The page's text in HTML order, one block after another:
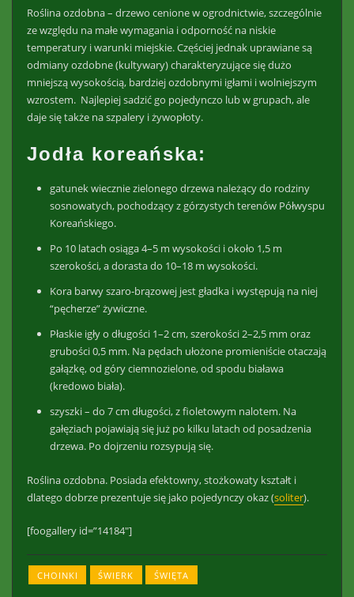
Roślina ozdobna – drzewo cenione w ogrodnictwie, szczególnie
ze względu na małe wymagania i odporność na niskie
temperatury i warunki miejskie. Częściej jednak uprawiane są
odmiany ozdobne (kultywary) charakteryzujące się dużo
mniejszą wysokością, bardziej ozdobnymi igłami i wolniejszym
wzrostem. Najlepiej sadzić go pojedynczo lub w grupach, ale
daje się także na szpalery i żywopłoty.
Jodła koreańska:
gatunek wiecznie zielonego drzewa należący do rodziny
sosnowatych, pochodzący z górzystych terenów Półwyspu
Koreańskiego.
Po 10 latach osiąga 4–5 m wysokości i około 1,5 m
szerokości,a dorasta do 10–18 m wysokości.
Kora barwy szaro-brązowej jest gładka i występują na niej
“pęcherze” żywiczne.
Płaskie igły o długości 1–2 cm, szerokości 2–2,5 mm oraz
grubości 0,5 mm. Na pędach ułożone promieniście otaczają
gałązkę, od góry ciemnozielone, od spodu biaława
(kredowo biała).
szyszki – do 7 cm długości, z fioletowym nalotem. Na
gałęziach pojawiają się już po kilku latach od posadzenia
drzewa. Po dojrzeniu rozsypują się.
Roślina ozdobna. Posiada efektowny, stożkowaty kształt i
dlatego dobrze prezentuje się jako pojedynczy okaz (soliter).
[foogallery id=”14184″]
CHOINKI ŚWIERK ŚWIĘTA